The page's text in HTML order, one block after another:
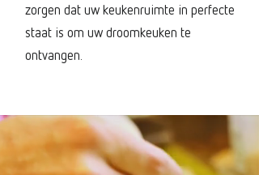
zorgen dat uw keukenruimte in perfecte
staat is om uw droomkeuken te
ontvangen.